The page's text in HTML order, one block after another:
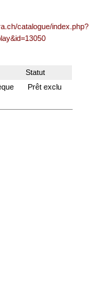
catalogue/index.php?
Statut
Prêt exclu